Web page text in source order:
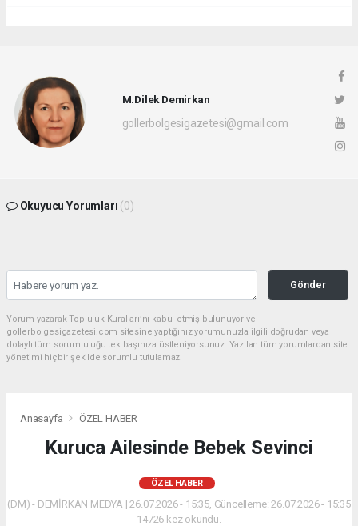
M.Dilek Demirkan
gollerbolgesigazetesi@gmail.com
Okuyucu Yorumları (0)
Gönder
Yorum yazarak Topluluk Kuralları’nı kabul etmiş bulunuyor ve
gollerbolgesigazetesi.com sitesine yaptığınız yorumunuzla ilgili doğrudan veya
dolaylı tüm sorumluluğu tek başınıza üstleniyorsunuz. Yazılan tüm yorumlardan site
yönetimi hiçbir şekilde sorumlu tutulamaz.
Anasayfa ÖZEL HABER
Kuruca Ailesinde Bebek Sevinci
ÖZEL HABER
(DM) - DEMİRKAN MEDYA | 26.07.2026 - 15:35, Güncelleme: 26.07.2026 - 15:35
14726 kez okundu.